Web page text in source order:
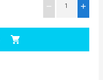
− +